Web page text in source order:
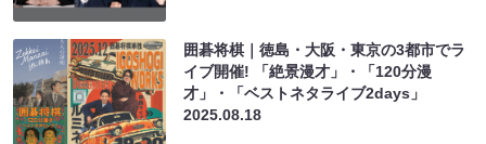
囲碁将棋｜徳島・大阪・東京の3都市でラ
イブ開催! 「絶景漫才」・「120分漫
才」・「ベストネタライブ2days」
2025.08.18